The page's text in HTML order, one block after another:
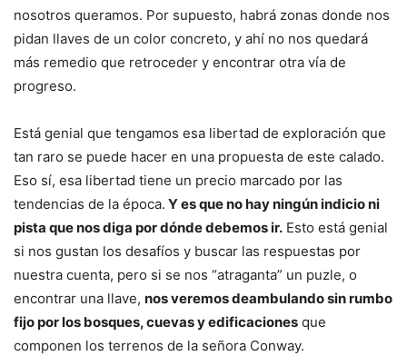
nosotros queramos. Por supuesto, habrá zonas donde nos
pidan llaves de un color concreto, y ahí no nos quedará
más remedio que retroceder y encontrar otra vía de
progreso.
Está genial que tengamos esa libertad de exploración que
tan raro se puede hacer en una propuesta de este calado.
Eso sí, esa libertad tiene un precio marcado por las
tendencias de la época. Y es que no hay ningún indicio ni
pista que nos diga por dónde debemos ir. Esto está genial
si nos gustan los desafíos y buscar las respuestas por
nuestra cuenta, pero si se nos “atraganta” un puzle, o
encontrar una llave, nos veremos deambulando sin rumbo
fijo por los bosques, cuevas y edificaciones que
componen los terrenos de la señora Conway.